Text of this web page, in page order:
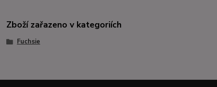
Zboží zařazeno v kategoriích
Fuchsie